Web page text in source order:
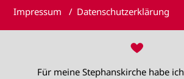
Impressum
Datenschutzerklärung
♥
Für meine Stephanskirche habe